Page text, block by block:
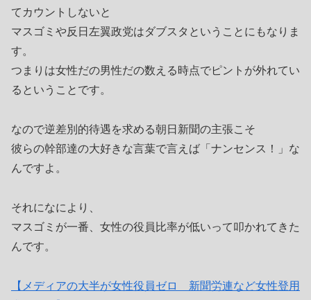
てカウントしないと
マスゴミや反日左翼政党はダブスタということにもなりま
す。
つまりは女性だの男性だの数える時点でピントが外れてい
るということです。
なので逆差別的待遇を求める朝日新聞の主張こそ
彼らの幹部達の大好きな言葉で言えば「ナンセンス！」な
んですよ。
それになにより、
マスゴミが一番、女性の役員比率が低いって叩かれてきた
んです。
【メディアの大半が女性役員ゼロ 新聞労連など女性登用